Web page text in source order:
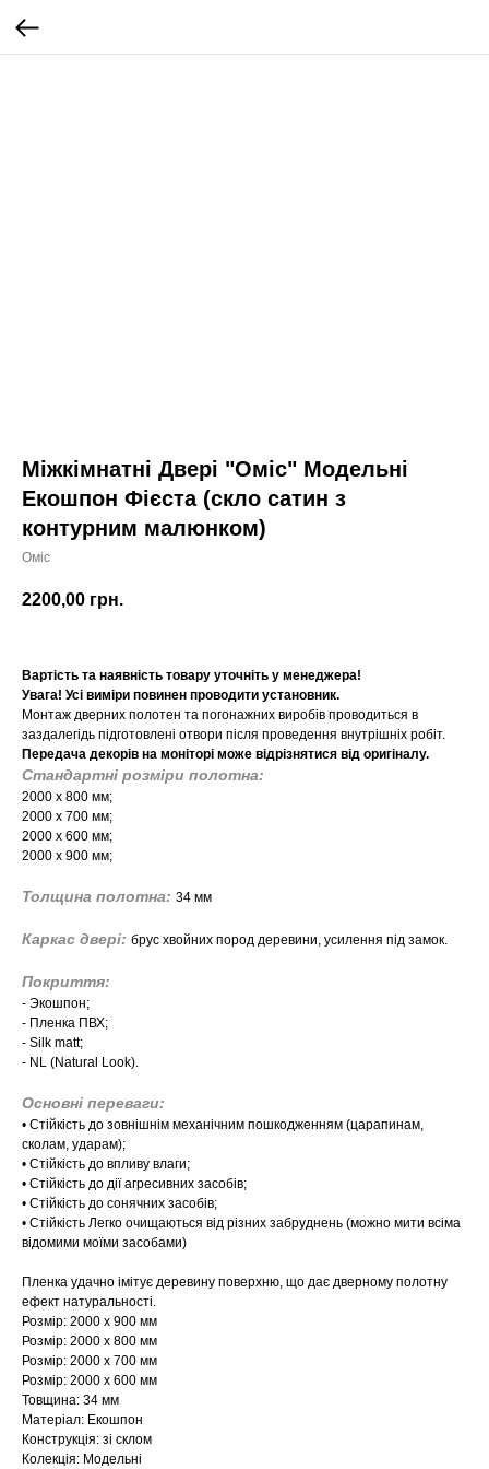
Міжкімнатні Двері "Оміс" Модельні
Екошпон Фієста (скло сатин з
контурним малюнком)
Оміс
2200,00 грн.
Вартість та наявність товару уточніть у менеджера!
Увага! Усі виміри повинен проводити установник.
Монтаж дверних полотен та погонажних виробів проводиться в
заздалегідь підготовлені отвори після проведення внутрішніх робіт.
Передача декорів на моніторі може відрізнятися від оригіналу.
Стандартні розміри полотна:
2000 х 800 мм;
2000 х 700 мм;
2000 х 600 мм;
2000 х 900 мм;
Толщина полотна: 34 мм
Каркас двері: брус хвойних пород деревини, усилення під замок.
Покриття:
- Экошпон;
- Пленка ПВХ;
- Silk matt;
- NL (Natural Look).
Основні переваги:
​​• Стійкість до зовнішнім механічним пошкодженням (царапинам,
сколам, ударам);
• Стійкість до впливу влаги;
• Стійкість до дії агресивних засобів;
• Стійкість до сонячних засобів;
• Стійкість Легко очищаються від різних забруднень (можно мити всіма
відомими моїми засобами)
Пленка удачно імітує деревину поверхню, що дає дверному полотну
ефект натуральності.
Розмір: 2000 х 900 мм
Розмір: 2000 х 800 мм
Розмір: 2000 х 700 мм
Розмір: 2000 х 600 мм
Товщина: 34 мм
Матеріал: Екошпон
Конструкція: зі склом
Колекція: Модельні